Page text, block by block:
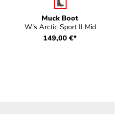
Muck Boot
W's Arctic Sport II Mid
149,00 €*